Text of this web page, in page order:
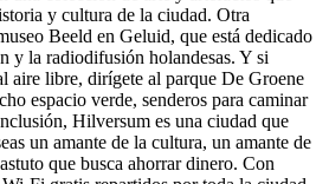
y cultura de la ciudad. Otra
Beeld en Geluid, que está dedicado
y la radiodifusión holandesas. Y si
aire libre, dirígete al parque De Groene
espacio verde, senderos para caminar
Hilversum es una ciudad que
un amante de la cultura, un amante de
que busca ahorrar dinero. Con